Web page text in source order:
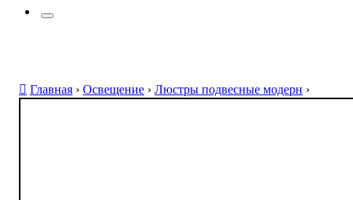
Главная › Освещение › Люстры подвесные модерн ›